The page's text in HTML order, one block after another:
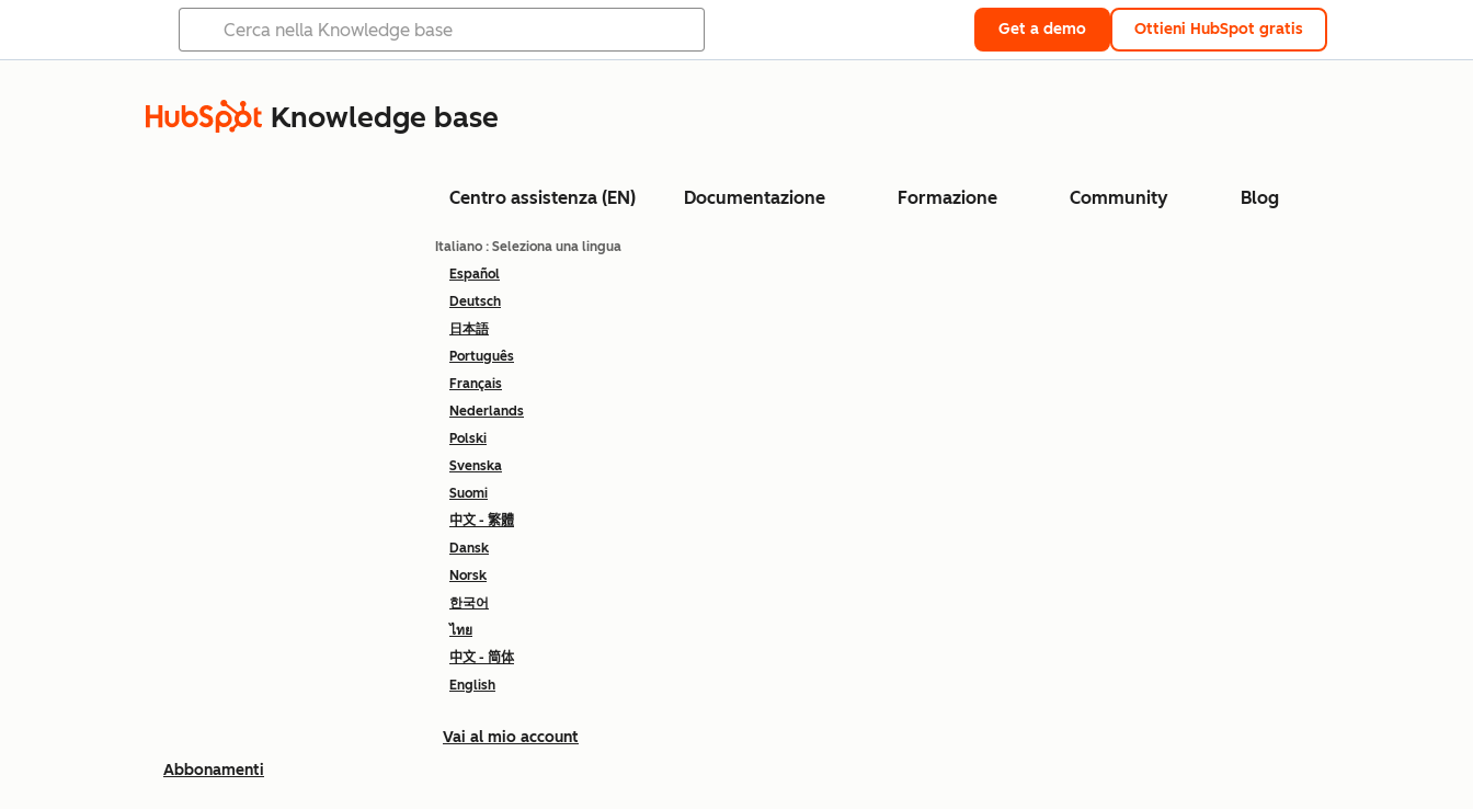
Get a demo Ottieni HubSpot gratis
Knowledge base
Centro assistenza (EN) Documentazione Formazione Community Blog
Italiano : Seleziona una lingua
Español
Deutsch
日本語
Português
Français
Nederlands
Polski
Svenska
Suomi
中文 - 繁體
Dansk
Norsk
한국어
ไทย
中文 - 简体
English
Vai al mio account
Abbonamenti